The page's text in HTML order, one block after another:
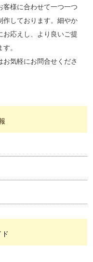
客様に合わせて一つ一つ
作しております。細やか
お応えし、より良いご提
。
お気軽にお問合せくださ